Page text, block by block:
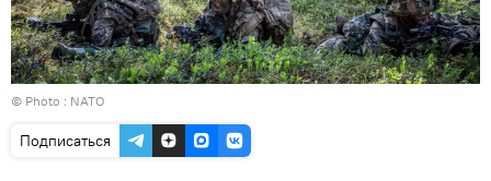
© Photo : NATO
Подписаться